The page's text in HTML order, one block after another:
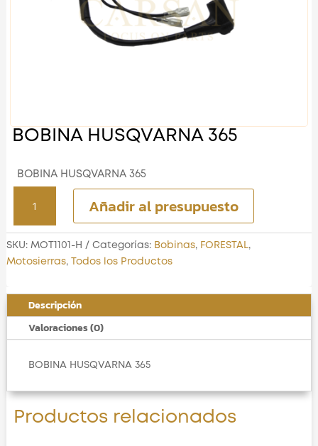
BOBINA HUSQVARNA 365
BOBINA HUSQVARNA 365
HUSQVARNA
365
cantidad
Añadir al presupuesto
SKU: MOT1101-H Categorías: Bobinas, FORESTAL,
Motosierras, Todos los Productos
Descripción
Valoraciones (0)
BOBINA HUSQVARNA 365
Productos relacionados